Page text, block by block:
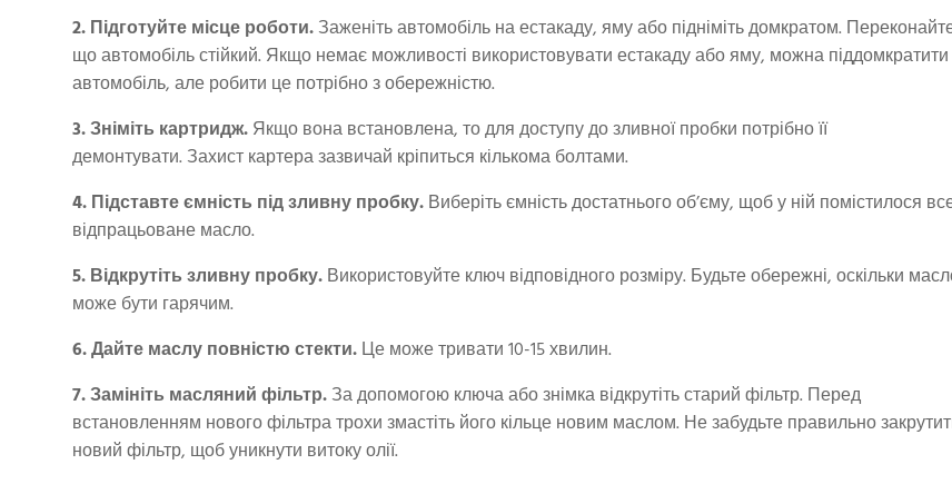
2. Підготуйте місце роботи.Заженіть автомобіль на естакаду, яму або підніміть домкратом.
що автомобіль стійкий. Якщо немає можливості використовувати естакаду або яму, можна піддомкратити
автомобіль, але робити це потрібно з обережністю.
3. Зніміть картридж.Якщо вона встановлена, то для доступу до зливної пробки потрібно її
демонтувати. Захист картера зазвичай кріпиться кількома болтами.
4. Підставте ємність під зливну пробку.Виберіть ємність достатнього об’єму, щоб у ній помістилося
відпрацьоване масло.
5. Відкрутіть зливну пробку.Використовуйте ключ відповідного розміру. Будьте обережні, оскільки
може бути гарячим.
6. Дайте маслу повністю стекти.Це може тривати 10-15 хвилин.
7. Замініть масляний фільтр.За допомогою ключа або знімка відкрутіть старий фільтр. Перед
встановленням нового фільтра трохи змастіть його кільце новим маслом. Не забудьте правильно
новий фільтр, щоб уникнути витоку олії.